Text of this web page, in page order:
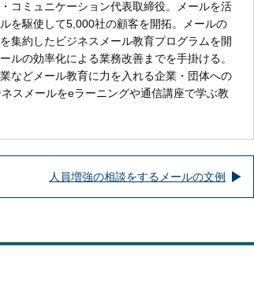
コミュニケーション代表取締役。メールを活
を駆使して5,000社の顧客を開拓。メールの
集約したビジネスメール教育プログラムを開
ルの効率化による業務改善までを手掛ける。
などメール教育に力を入れる企業・団体への
スメールをeラーニングや通信講座で学ぶ教
人員増強の相談をするメールの文例